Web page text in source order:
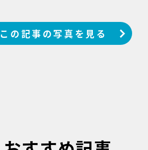
この記事の写真を見る